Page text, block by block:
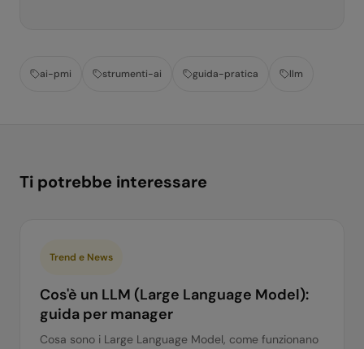
ai-pmi strumenti-ai guida-pratica llm
Ti potrebbe interessare
Trend e News
Cos'è un LLM (Large Language Model):
guida per manager
Cosa sono i Large Language Model, come funzionano